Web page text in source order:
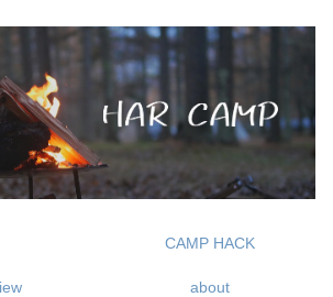
CAMP HACK
about